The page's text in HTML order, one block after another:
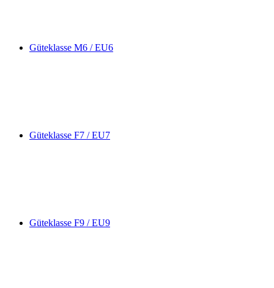
Güteklasse M6 / EU6
Güteklasse F7 / EU7
Güteklasse F9 / EU9